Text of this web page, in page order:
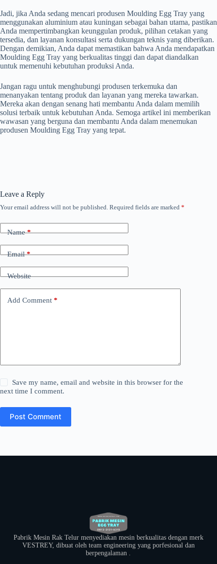
Jadi, jika Anda sedang mencari produsen Moulding Egg Tray yang
menggunakan aluminium atau kuningan sebagai bahan utama, pastikan
Anda mempertimbangkan keunggulan produk, pilihan cetakan yang
tersedia, dan layanan konsultasi serta dukungan teknis yang diberikan.
Dengan demikian, Anda dapat memastikan bahwa Anda mendapatkan
Moulding Egg Tray yang berkualitas tinggi dan dapat diandalkan
untuk memenuhi kebutuhan produksi Anda.
Jangan ragu untuk menghubungi produsen terkemuka dan
menanyakan tentang produk dan layanan yang mereka tawarkan.
Mereka akan dengan senang hati membantu Anda dalam memilih
solusi terbaik untuk kebutuhan Anda. Semoga artikel ini memberikan
wawasan yang berguna dan membantu Anda dalam menemukan
produsen Moulding Egg Tray yang tepat.
Leave a Reply
Your email address will not be published. Required fields are marked *
Name*
Email*
Website
Add Comment *
Save my name, email and website in this browser for the
next time I comment.
Post Comment
Pabrik Mesin Rak Telur menyediakan mesin berkualitas dengan merk
VESTREY, dibuat oleh team engineering yang porfesional dan
berpengalaman .